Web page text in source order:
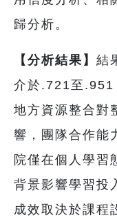
歸分析。
【分析結果】 結
介於.721至.951
地方資源整合對
響，團隊合作能
院僅在個人學習
背景影響學習投
成效取決於課程